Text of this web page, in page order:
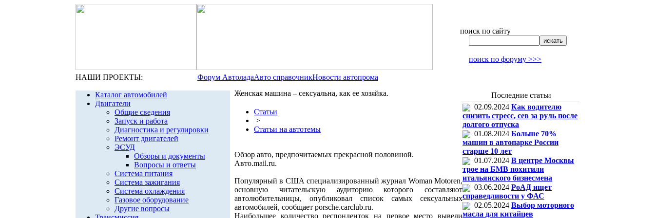
поиск по сайту
поиск по форуму >>>
НАШИ ПРОЕКТЫ: Форум АвтоладаАвто справочникНовости автопрома
Каталог автомобилей
Двигатели
Общие сведения
Запуск и работа
Диагностика и регулировки
Ремонт двигателей
ЭСУД
Обзоры и документы
Вопросы и ответы
Система питания
Система зажигания
Система охлаждения
Газовое оборудование
Другие вопросы
Женская машина – сексуальна, как ее хозяйка.
Статьи
>
Статьи на автотемы
Обзор авто, предпочитаемых прекрасной половиной.
Авто.mail.ru.
Популярный в США специализированный журнал Woman Motoren,
основную читательскую аудиторию которого составляют
автолюбительницы, опубликовал список самых сексуальных
автомобилей, сообщает porsche.carclub.ru.
Наибольшее количество респонденток на первое место вывели
Последние статьи
02.09.2024 Как водителю
снизить стресс, сев за руль после
долгого отпуска
01.08.2024 Больше 70%
машин в автопарке России
старше 10 лет
01.07.2024 В центре Москвы
трое на БМВ похитили
итальянского бизнесмена
03.06.2024 РоАД ищет
справедливости у ФАС
02.05.2024 Выбор моторного
масла для китайцев